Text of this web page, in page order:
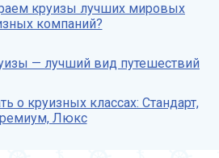
круизы лучших мировых
компаний?
— лучший вид путешествий
о круизных классах: Стандарт,
Люкс